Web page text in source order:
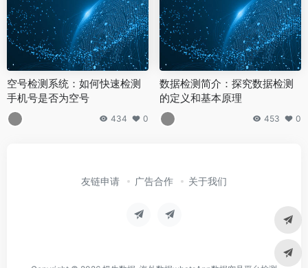
空号检测系统：如何快速检测
手机号是否为空号
434 0
数据检测简介：探究数据检测
的定义和基本原理
453 0
友链申请 广告合作 关于我们